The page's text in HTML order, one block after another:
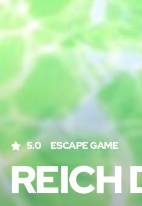
5.0 ESCAPE GAME
REICH